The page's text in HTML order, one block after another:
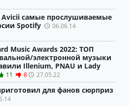
Avicii самые прослушиваемые
Spotify
06.06.14
Music Awards 2022: ТОП
электронной музыки
Illenium, PNAU и Lady
11 8 27.05.22
для фанов сюрприз